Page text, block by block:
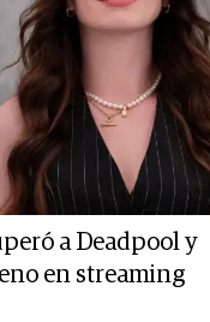
a Deadpool y
en streaming